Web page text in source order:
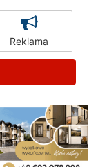
Reklama